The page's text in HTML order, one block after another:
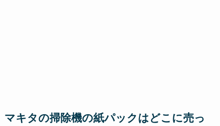
マキタの掃除機の紙パックはどこに売っ